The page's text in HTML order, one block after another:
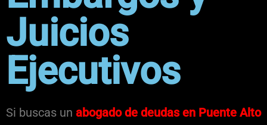
Juicios
Ejecutivos
Si buscas un abogado de deudas en Puente Alto